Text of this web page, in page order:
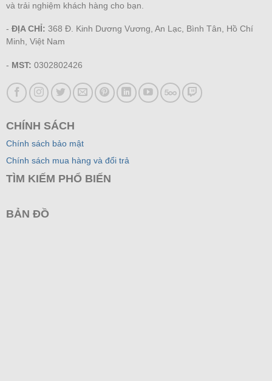
và trải nghiệm khách hàng cho bạn.
- ĐỊA CHỈ: 368 Đ. Kinh Dương Vương, An Lạc, Bình Tân, Hồ Chí
Minh, Việt Nam
- MST: 0302802426
CHÍNH SÁCH
Chính sách bảo mật
Chính sách mua hàng và đổi trả
TÌM KIẾM PHỔ BIẾN
BẢN ĐỒ